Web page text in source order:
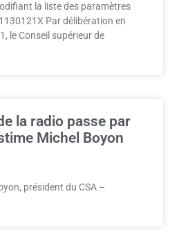
la liste des paramètres
Par délibération en
le Conseil supérieur de
la radio passe par
Michel Boyon
président du CSA –